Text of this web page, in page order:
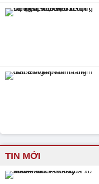
TIN MỚI